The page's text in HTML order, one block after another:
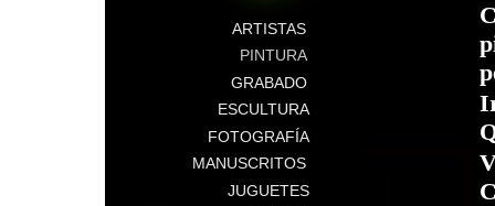
ARTISTAS
PINTURA
GRABADO
ESCULTURA
FOTOGRAFÍA
MANUSCRITOS
JUGUETES